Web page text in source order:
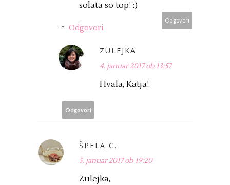
solata so top! :)
Odgovori
Odgovori
ZULEJKA
4. januar 2017 ob 13:57
Hvala, Katja!
Odgovori
ŠPELA C.
5. januar 2017 ob 19:20
Zulejka,